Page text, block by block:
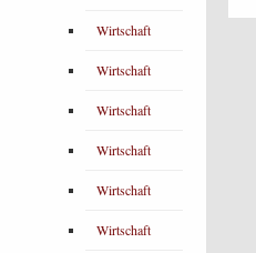
Wirtschaft
Wirtschaft
Wirtschaft
Wirtschaft
Wirtschaft
Wirtschaft